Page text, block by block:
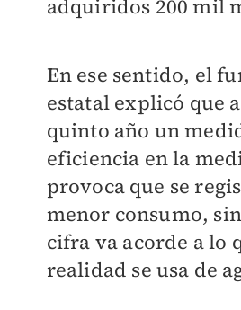
adquiridos 200 mil
En ese sentido, el
estatal explicó que
quinto año un
eficiencia en la
provoca que se
menor consumo,
cifra va acorde a lo
realidad se usa de